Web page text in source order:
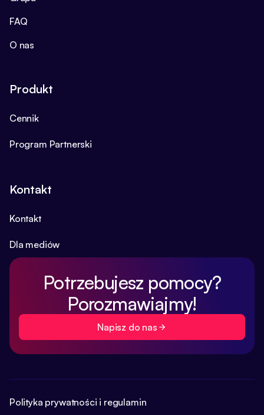
FAQ
O nas
Produkt
Cennik
Program Partnerski
Kontakt
Kontakt
Dla mediów
Potrzebujesz pomocy?
Porozmawiajmy!
Napisz do nas
Polityka prywatności i regulamin